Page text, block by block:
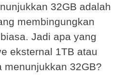
32GB adalah
membingungkan
Jadi apa yang
eksternal 1TB atau
menunjukkan 32GB?